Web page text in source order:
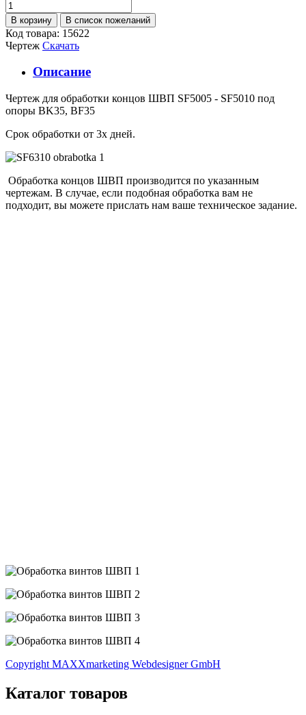
Код товара: 15622
Чертеж Скачать
Описание
Чертеж для обработки концов ШВП SF5005 - SF5010 под
опоры BK35, BF35
Срок обработки от 3х дней.
Обработка концов ШВП производится по указанным
чертежам. В случае, если подобная обработка вам не
подходит, вы можете прислать нам ваше техническое задание.
Copyright MAXXmarketing Webdesigner GmbH
Каталог товаров